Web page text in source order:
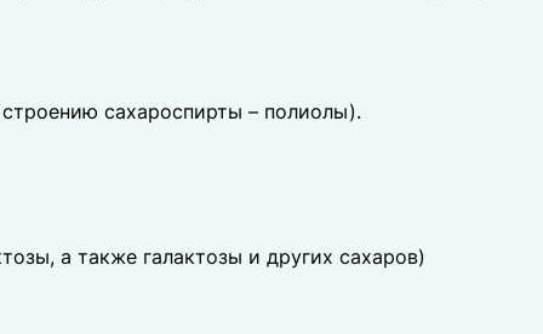
сахароспирты – полиолы).
а также галактозы и других сахаров)